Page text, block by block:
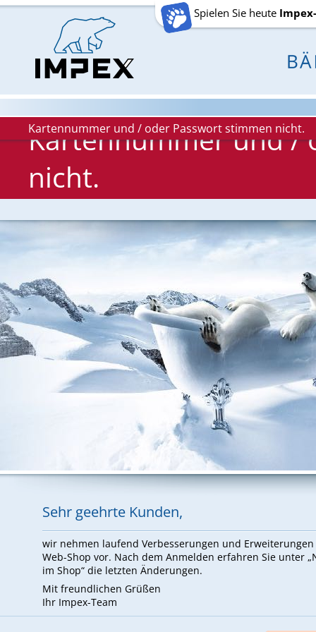
Spielen Sie heute
Kartennummer und / oder Passwort stimmen nicht.
Kartennummer und /
nicht.
Sehr ge­ehr­te Kun­den,
wir neh­men lau­fend Ver­bes­se­run­gen und Er­wei­te­run­gen
Web-Shop vor. Nach dem An­mel­den er­fah­ren Sie un­ter
im Shop“ die letz­ten Än­de­run­gen.
Mit freund­li­chen Grü­ßen
Ihr Im­pex-Team